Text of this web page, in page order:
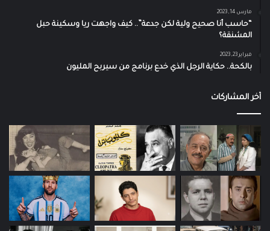
مارس 14, 2023
“حاسب أنا صحيح ولية لكن جدعة”.. كيف واجهت ريا وسكينة حبل
المشنقة؟
فبراير 23, 2023
بالكحة.. حكاية الرجل الذي خدع برنامج من سيربح المليون
آخر المشاركات